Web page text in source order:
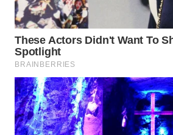
TANJUNG
LESUNG
WN
KARO
WN
SIMALUNGUN